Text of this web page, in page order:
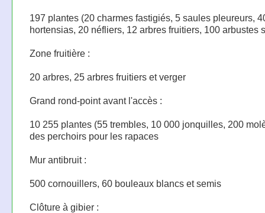
197 plantes (20 charmes fastigiés, 5 saules pleureurs,
hortensias, 20 néfliers, 12 arbres fruitiers, 100 arbustes
Zone fruitière :
20 arbres, 25 arbres fruitiers et verger
Grand rond-point avant l'accès :
10 255 plantes (55 trembles, 10 000 jonquilles, 200
des perchoirs pour les rapaces
Mur antibruit :
500 cornouillers, 60 bouleaux blancs et semis
Clôture à gibier :